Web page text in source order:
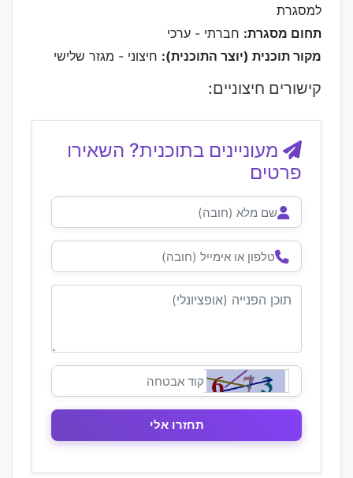
למסגרת
תחום מסגרת: חברתי - ערכי
מקור תוכנית (יוצר התוכנית): חיצוני - מגזר שלישי
קישורים חיצוניים:
מעוניינים בתוכנית? השאירו
פרטים